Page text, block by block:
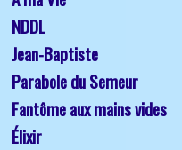
NDDL
Jean-Baptiste
Parabole du Semeur
Fantôme aux mains vides
Élixir